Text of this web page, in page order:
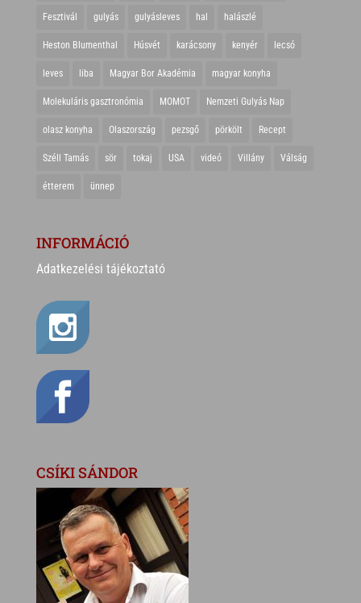
Fesztivál gulyás gulyásleves hal halászlé
Heston Blumenthal Húsvét karácsony kenyér lecsó
leves liba Magyar Bor Akadémia magyar konyha
Molekuláris gasztronómia MOMOT Nemzeti Gulyás Nap
olasz konyha Olaszország pezsgő pörkölt Recept
Széll Tamás sör tokaj USA videó Villány Válság
étterem ünnep
INFORMÁCIÓ
Adatkezelési tájékoztató
CSÍKI SÁNDOR